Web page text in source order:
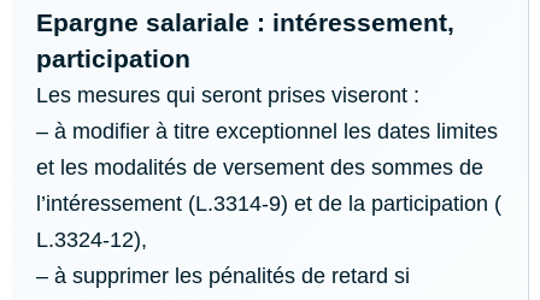
Epargne salariale : intéressement,
participation
Les mesures qui seront prises viseront :
– à modifier à titre exceptionnel les dates limites
et les modalités de versement des sommes de
l’intéressement (L.3314-9) et de la participation (
L.3324-12),
– à supprimer les pénalités de retard si